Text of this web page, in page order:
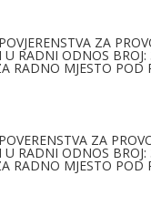
ZA
U RADNI ODNOS
RADNO MJESTO POD
ZA
U RADNI ODNOS
RADNO MJESTO POD